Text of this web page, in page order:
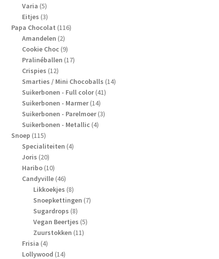
Varia 55
producten
Eitjes 33
producten
Papa Chocolat 116116
Amandelen 22
producten
Cookie Choc 99
producten
Pralinéballen 1717
Crispies 1212
producten
Smarties / Mini Chocoballs 1414
Suikerbonen - Full color 4141
Suikerbonen - Marmer 1414
producten
Suikerbonen - Parelmoer 33
Suikerbonen - Metallic 44
Snoep 115115
producten
Specialiteiten 44
Joris 2020
producten
Haribo 1010
producten
Candyville 4646
producten
Likkoekjes 88
producten
Snoepkettingen 77
Sugardrops 88
producten
Vegan Beertjes 55
Zuurstokken 1111
Frisia 44
producten
Lollywood 1414